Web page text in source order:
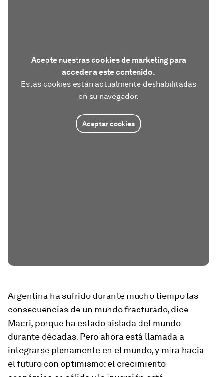
Acepte nuestras cookies de marketing para
acceder a este contenido.
Estas cookies están actualmente deshabilitadas
en su navegador.
Aceptar cookies
Argentina ha sufrido durante mucho tiempo las
consecuencias de un mundo fracturado, dice
Macri, porque ha estado aislada del mundo
durante décadas. Pero ahora está llamada a
integrarse plenamente en el mundo, y mira hacia
el futuro con optimismo: el crecimiento